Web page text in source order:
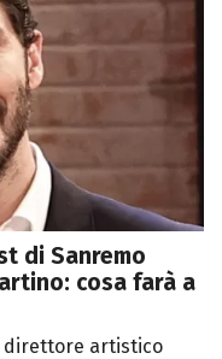
di Sanremo
cosa farà a
direttore artistico